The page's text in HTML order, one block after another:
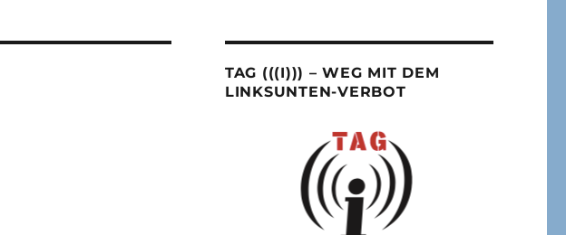
TAG (((I))) – WEG MIT DEM
LINKSUNTEN-VERBOT